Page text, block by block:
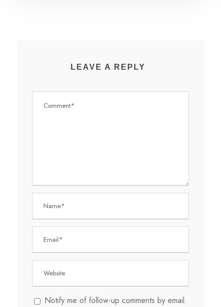
LEAVE A REPLY
Notify me of follow-up comments by email.